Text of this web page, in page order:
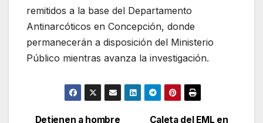
remitidos a la base del Departamento
Antinarcóticos en Concepción, donde
permanecerán a disposición del Ministerio
Público mientras avanza la investigación.
Caleta del EML en
Detienen a hombre